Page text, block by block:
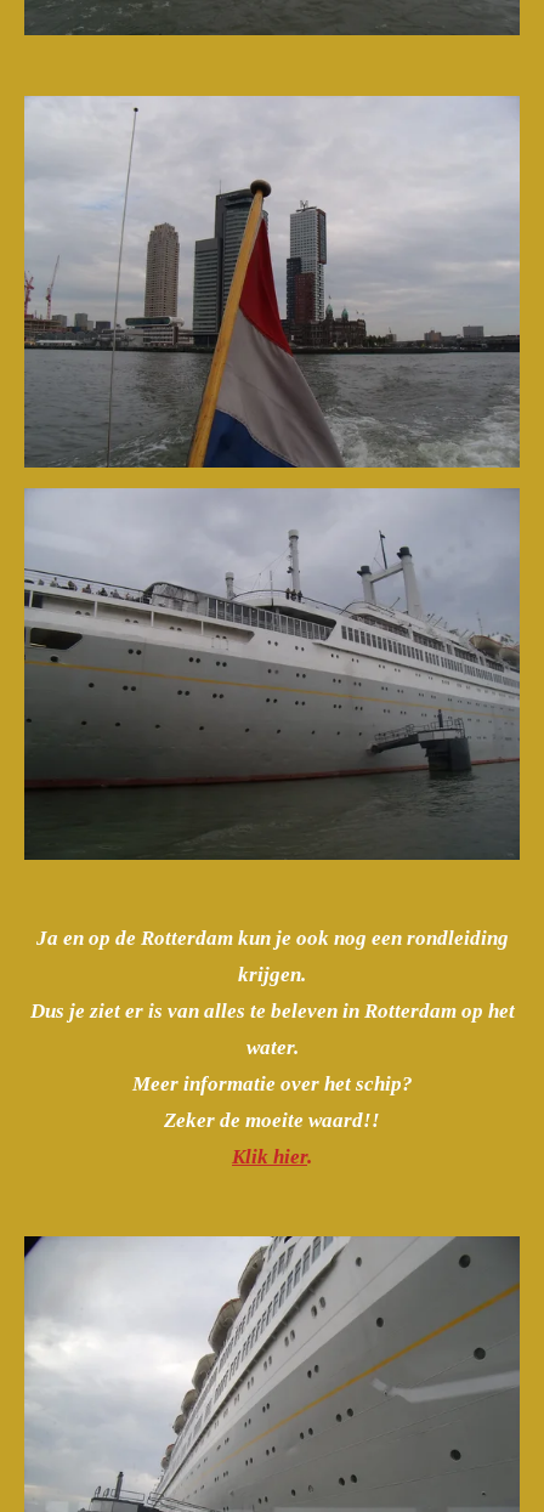
Ja en op de Rotterdam kun je ook nog een rondleiding
krijgen.
Dus je ziet er is van alles te beleven in Rotterdam op het
water.
Meer informatie over het schip?
Zeker de moeite waard!!
Klik hier.